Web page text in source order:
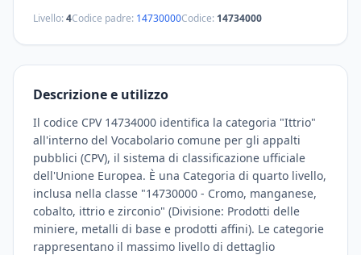
Livello:4Codice padre: 14730000Codice: 14734000
Descrizione e utilizzo
Il codice CPV 14734000 identifica la categoria "Ittrio"
all'interno del Vocabolario comune per gli appalti
pubblici (CPV), il sistema di classificazione ufficiale
dell'Unione Europea. È una Categoria di quarto livello,
inclusa nella classe "14730000 - Cromo, manganese,
cobalto, ittrio e zirconio" (Divisione: Prodotti delle
miniere, metalli di base e prodotti affini). Le categorie
rappresentano il massimo livello di dettaglio